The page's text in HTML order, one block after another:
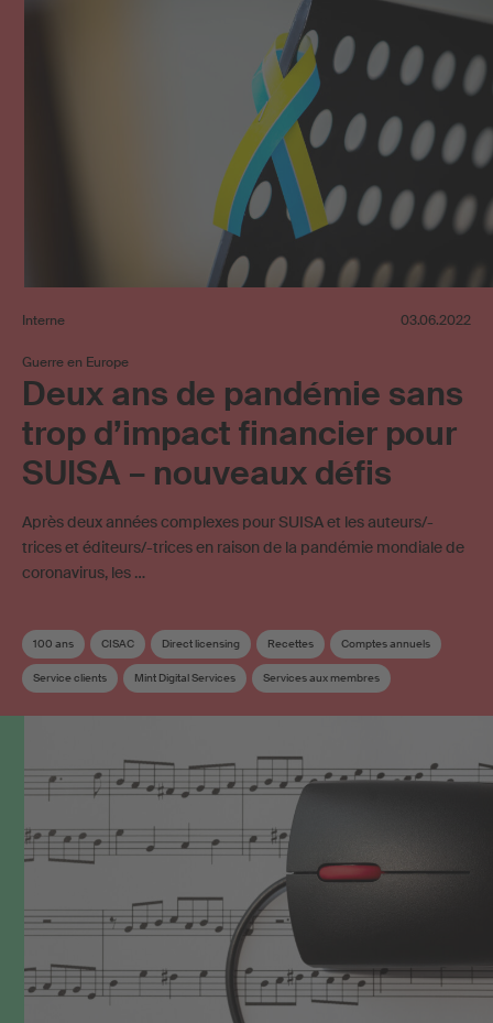
Interne 03.06.2022
Guerre en Europe
Deux ans de pandémie sans
trop d’impact financier pour
SUISA – nouveaux défis
Après deux années complexes pour SUISA et les auteurs/-
trices et éditeurs/-trices en raison de la pandémie mondiale de
coronavirus, les …
100 ans CISAC Direct licensing Recettes Comptes annuels
Service clients Mint Digital Services Services aux membres